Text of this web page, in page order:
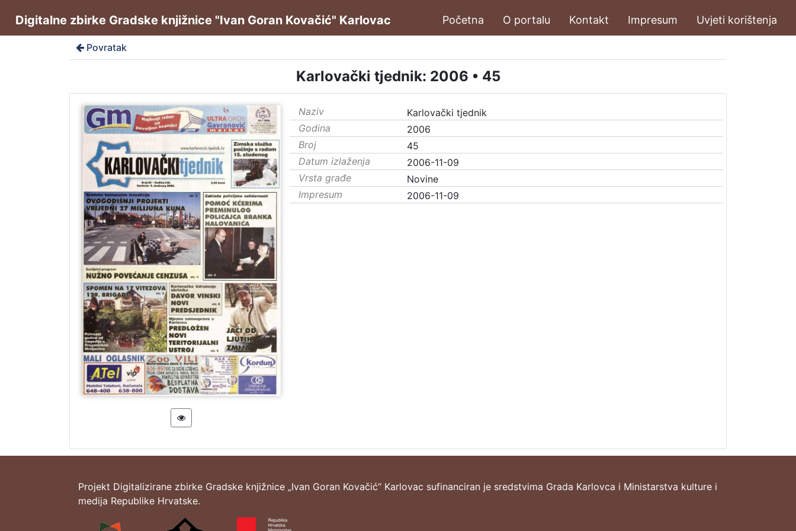
Digitalne zbirke Gradske knjižnice "Ivan Goran Kovačić" Karlovac Početna O portalu Kontakt Impresum Uvjeti korištenja
Povratak
Karlovački tjednik: 2006 • 45
Naziv
Karlovački tjednik
Godina
2006
Broj
45
Datum izlaženja
2006-11-09
Vrsta građe
Novine
Impresum
2006-11-09
Projekt Digitalizirane zbirke Gradske knjižnice „Ivan Goran Kovačić“ Karlovac sufinanciran je sredstvima Grada Karlovca i Ministarstva kulture i
medija Republike Hrvatske.